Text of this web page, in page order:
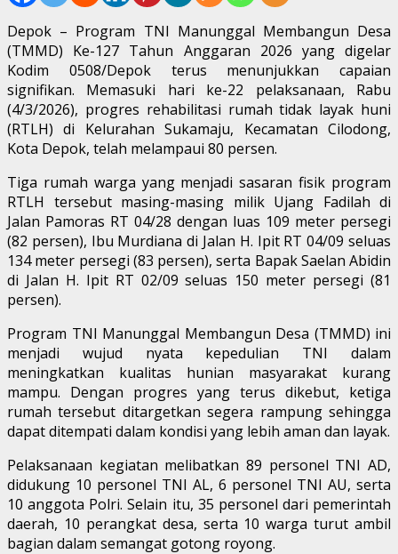
Depok – Program TNI Manunggal Membangun Desa
(TMMD) Ke-127 Tahun Anggaran 2026 yang digelar
Kodim 0508/Depok terus menunjukkan capaian
signifikan. Memasuki hari ke-22 pelaksanaan, Rabu
(4/3/2026), progres rehabilitasi rumah tidak layak huni
(RTLH) di Kelurahan Sukamaju, Kecamatan Cilodong,
Kota Depok, telah melampaui 80 persen.
Tiga rumah warga yang menjadi sasaran fisik program
RTLH tersebut masing-masing milik Ujang Fadilah di
Jalan Pamoras RT 04/28 dengan luas 109 meter persegi
(82 persen), Ibu Murdiana di Jalan H. Ipit RT 04/09 seluas
134 meter persegi (83 persen), serta Bapak Saelan Abidin
di Jalan H. Ipit RT 02/09 seluas 150 meter persegi (81
persen).
Program TNI Manunggal Membangun Desa (TMMD) ini
menjadi wujud nyata kepedulian TNI dalam
meningkatkan kualitas hunian masyarakat kurang
mampu. Dengan progres yang terus dikebut, ketiga
rumah tersebut ditargetkan segera rampung sehingga
dapat ditempati dalam kondisi yang lebih aman dan layak.
Pelaksanaan kegiatan melibatkan 89 personel TNI AD,
didukung 10 personel TNI AL, 6 personel TNI AU, serta
10 anggota Polri. Selain itu, 35 personel dari pemerintah
daerah, 10 perangkat desa, serta 10 warga turut ambil
bagian dalam semangat gotong royong.